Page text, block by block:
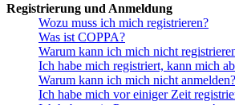
Registrierung und Anmeldung
Wozu muss ich mich registrieren?
Was ist COPPA?
Warum kann ich mich nicht
Ich habe mich registriert, kann mich
Warum kann ich mich nicht anmelden?
Ich habe mich vor einiger Zeit